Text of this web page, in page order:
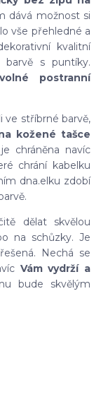
dává možnost si
vše přehledné a
kvalitní
s puntíky.
postranní
ve stříbrné barvě,
kožené tašce
chráněna navíc
chrání kabelku
dna.elku zdobí
dělat skvělou
na schůzky. Je
Nechá se
Vám vydrží a
bude skvělým